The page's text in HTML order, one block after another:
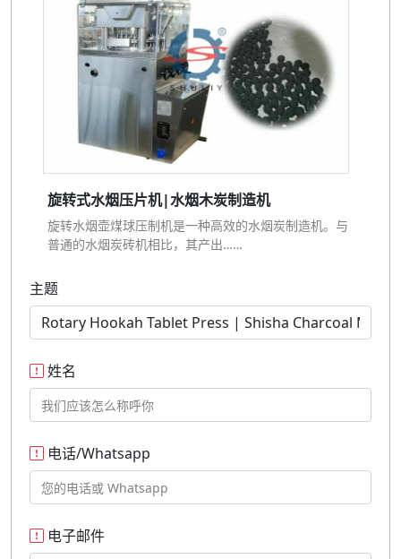
旋转式水烟压片机|水烟木炭制造机
旋转水烟壶煤球压制机是一种高效的水烟炭制造机。与
普通的水烟炭砖机相比，其产出……
主题
姓名
电话/Whatsapp
电子邮件